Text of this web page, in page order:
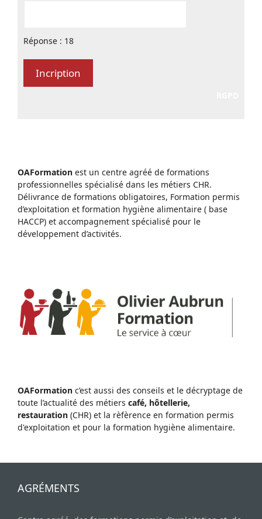
Réponse : 18
OAFormation est un centre agréé de formations
professionnelles spécialisé dans les métiers CHR.
Délivrance de formations obligatoires, Formation permis
d’exploitation et formation hygiène alimentaire ( base
HACCP) et accompagnement spécialisé pour le
développement d’activités.
OAFormation c’est aussi des conseils et le décryptage de
toute l’actualité des métiers café, hôtellerie,
restauration (CHR) et la rèfèrence en formation permis
d'exploitation et pour la formation hygiène alimentaire.
AGRÉMENTS